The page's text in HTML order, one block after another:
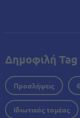
Δημοφιλή Tag
Προσλήψεις
Ιδιωτικός τομέας